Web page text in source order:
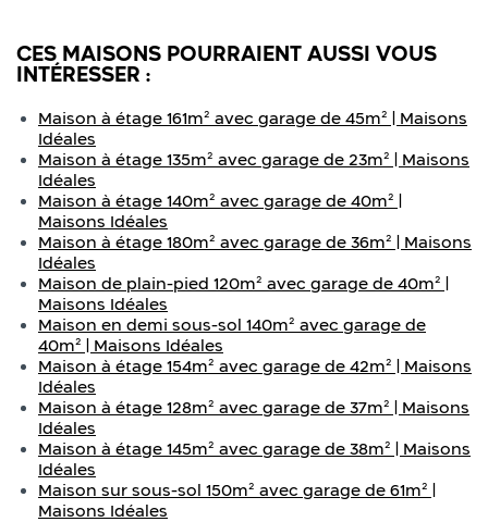
CES MAISONS POURRAIENT AUSSI VOUS
INTÉRESSER :
Maison à étage 161m² avec garage de 45m² | Maisons
Idéales
Maison à étage 135m² avec garage de 23m² | Maisons
Idéales
Maison à étage 140m² avec garage de 40m² |
Maisons Idéales
Maison à étage 180m² avec garage de 36m² | Maisons
Idéales
Maison de plain-pied 120m² avec garage de 40m² |
Maisons Idéales
Maison en demi sous-sol 140m² avec garage de
40m² | Maisons Idéales
Maison à étage 154m² avec garage de 42m² | Maisons
Idéales
Maison à étage 128m² avec garage de 37m² | Maisons
Idéales
Maison à étage 145m² avec garage de 38m² | Maisons
Idéales
Maison sur sous-sol 150m² avec garage de 61m² |
Maisons Idéales